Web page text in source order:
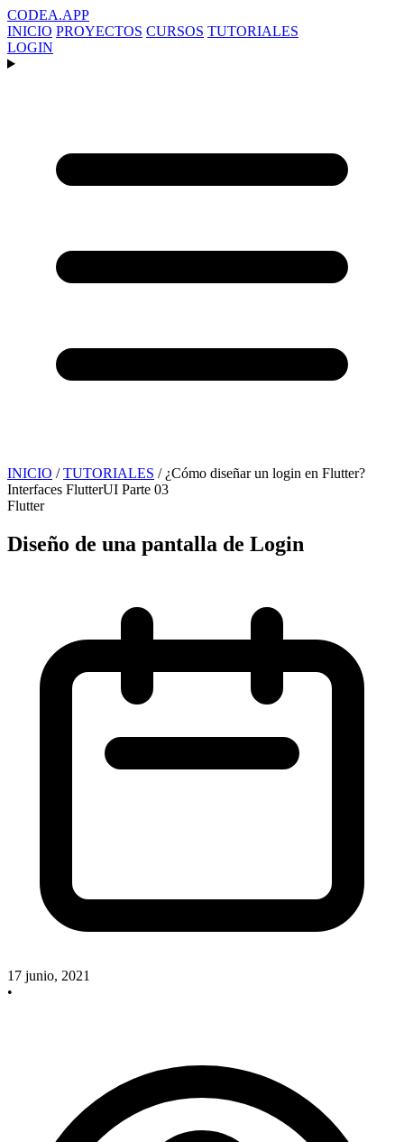
CODEA.APP
INICIO PROYECTOS CURSOS TUTORIALES
LOGIN
INICIO / TUTORIALES / ¿Cómo diseñar un login en Flutter?
Interfaces FlutterUI Parte 03
Flutter
Diseño de una pantalla de Login
17 junio, 2021
•